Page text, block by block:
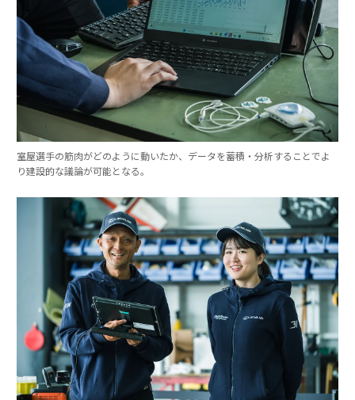
室屋選手の筋肉がどのように動いたか、データを蓄積・分析することでよ
り建設的な議論が可能となる。